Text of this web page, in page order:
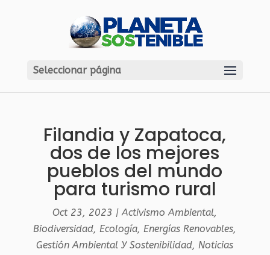
Seleccionar página
Filandia y Zapatoca,
dos de los mejores
pueblos del mundo
para turismo rural
Oct 23, 2023 |Activismo Ambiental,
Biodiversidad,Ecología,Energías Renovables,
Gestión Ambiental Y Sostenibilidad,Noticias